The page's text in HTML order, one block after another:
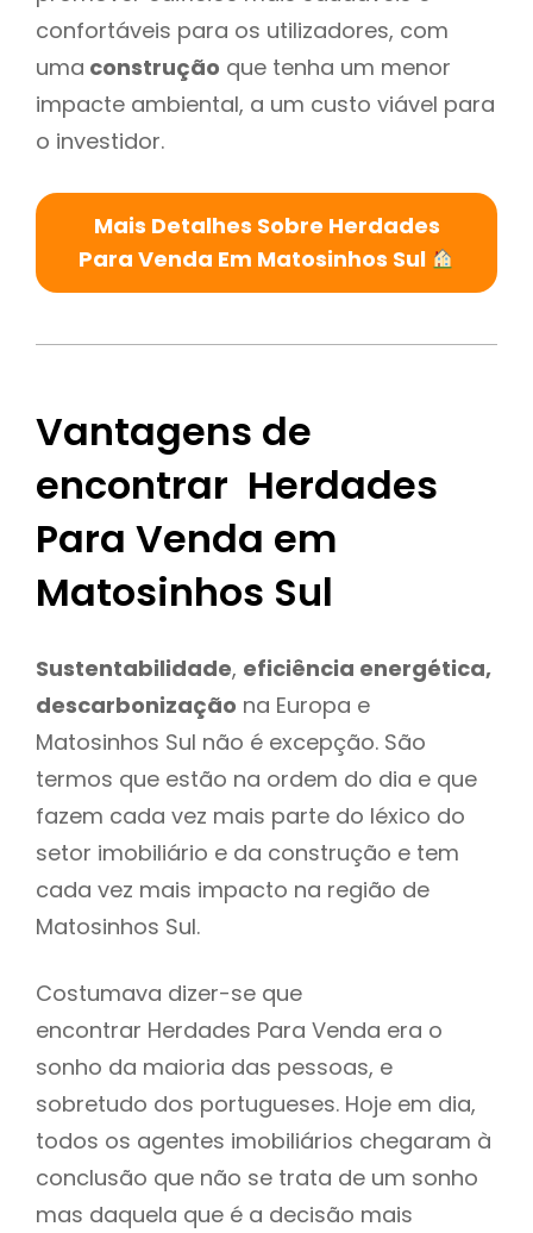
confortáveis para os utilizadores, com
uma construção que tenha um menor
impacte ambiental, a um custo viável para
o investidor.
Mais Detalhes Sobre Herdades
Para Venda Em Matosinhos Sul
Vantagens de
encontrar Herdades
Para Venda em
Matosinhos Sul
Sustentabilidade, eficiência energética,
descarbonização na Europa e
Matosinhos Sul não é excepção. São
termos que estão na ordem do dia e que
fazem cada vez mais parte do léxico do
setor imobiliário e da construção e tem
cada vez mais impacto na região de
Matosinhos Sul.
Costumava dizer-se que
encontrar Herdades Para Venda era o
sonho da maioria das pessoas, e
sobretudo dos portugueses. Hoje em dia,
todos os agentes imobiliários chegaram à
conclusão que não se trata de um sonho
mas daquela que é a decisão mais